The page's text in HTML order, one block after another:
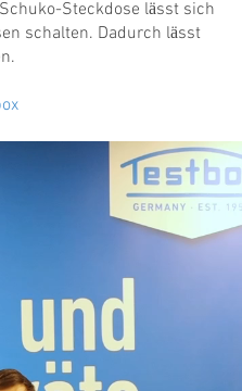
Steckdose lässt sich
schalten. Dadurch lässt